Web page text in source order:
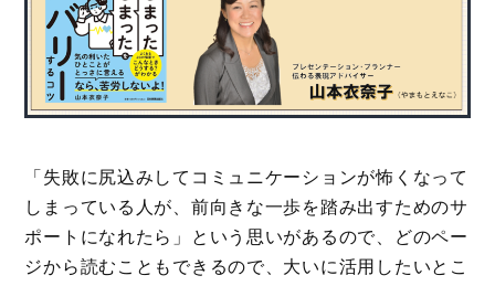
「失敗に尻込みしてコミュニケーションが怖くなって
しまっている人が、前向きな一歩を踏み出すためのサ
ポートになれたら」という思いがあるので、どのペー
ジから読むこともできるので、大いに活用したいとこ